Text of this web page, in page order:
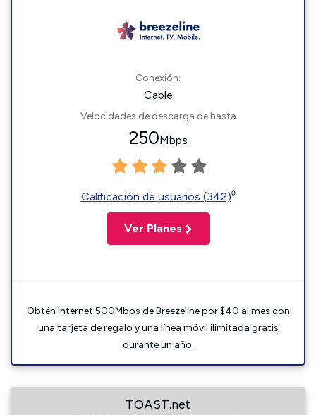
Conexión:
Cable
Velocidades de descarga de hasta
250Mbps
Calificación de usuarios (342)◊
Ver Planes
Obtén Internet 500Mbps de Breezeline por $40 al mes con
una tarjeta de regalo y una línea móvil ilimitada gratis
durante un año.
TOAST.net